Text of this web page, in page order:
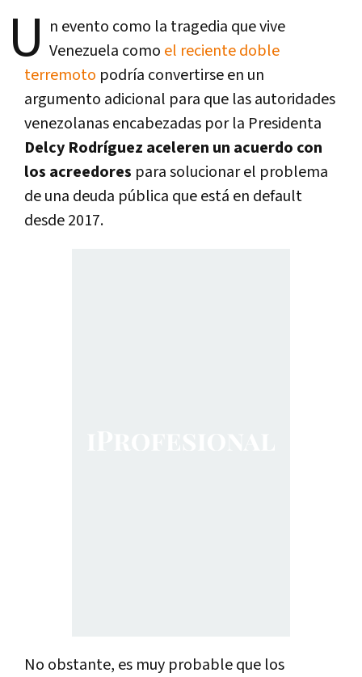
U n evento como la tragedia que vive
Venezuela como el reciente doble
terremoto podría convertirse en un
argumento adicional para que las autoridades
venezolanas encabezadas por la Presidenta
Delcy Rodríguez aceleren un acuerdo con
los acreedores para solucionar el problema
de una deuda pública que está en default
desde 2017.
No obstante, es muy probable que los